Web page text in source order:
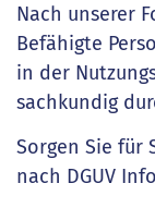
Nach unserer
Befähigte
in der
sachkundig
Sorgen Sie für
nach DGUV